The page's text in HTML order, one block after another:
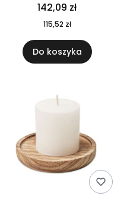
142,09 zł
115,52 zł
Do koszyka